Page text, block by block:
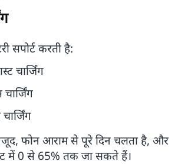
सपोर्ट करती है:
चार्जिंग
फोन आराम से पूरे दिन चलता है, और
में 0 से 65% तक जा सकते हैं।